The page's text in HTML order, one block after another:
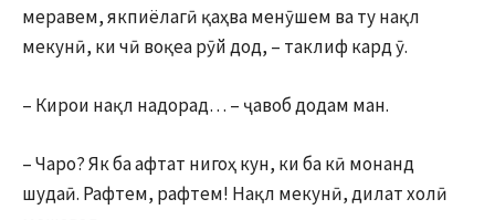
меравем, якпиёлагӣ қаҳва менӯшем ва ту нақл
мекунӣ, ки чӣ воқеа рӯй дод, – таклиф кард ӯ.
– Кирои нақл надорад… – ҷавоб додам ман.
– Чаро? Як ба афтат нигоҳ кун, ки ба кӣ монанд
шудаӣ. Рафтем, рафтем! Нақл мекунӣ, дилат холӣ